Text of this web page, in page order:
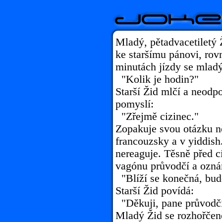
Mladý, pětadvacetiletý
ke staršímu pánovi,
minutách jízdy se
"Kolik je hodin?"
Starší Žid mlčí a
pomyslí:
"Zřejmě cizinec."
Zopakuje svou otázku
francouzsky a v
nereaguje. Těsně před
vagónu průvodčí a
"Blíží se konečná,
Starší Žid povídá:
"Děkuji, pane
Mladý Žid se